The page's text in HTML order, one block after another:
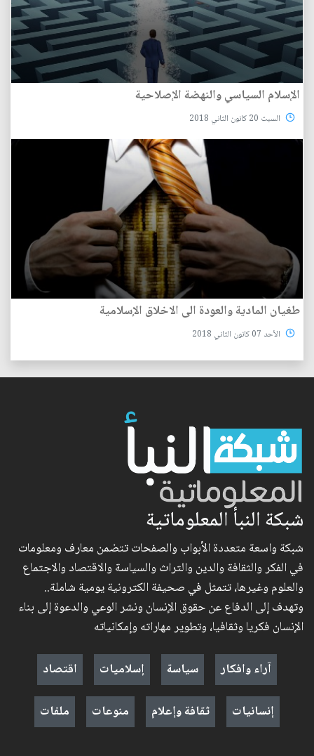
الإسلام السياسي والنهضة الإصلاحية
السبت 20 كانون الثاني 2018
طغيان المادية والعودة الى الاخلاق الإسلامية
الأحد 07 كانون الثاني 2018
شبكة النبأ المعلوماتية
شبكة واسعة متعددة الأبواب والصفحات تتضمن معارف ومعلومات
في الفكر والثقافة والدين والتراث والسياسة والاقتصاد والاجتماع
والعلوم وغيرها، تتمثل في صحيفة الكترونية يومية شاملة..
وتهدف إلى الدفاع عن حقوق الإنسان ونشر الوعي والدعوة إلى بناء
الإنسان فكريا وثقافيا، وتطوير مهاراته وإمكانياته
آراء وافكار
سياسة إسلاميات
اقتصاد
إنسانيات
ثقافة وإعلام منوعات ملفات